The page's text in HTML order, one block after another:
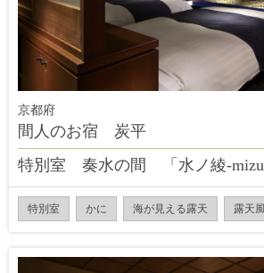
京都府
間人のお宿 炭平
特別室 奏水の間 「水ノ綾-
特別室 かに 海が見える露天 露天